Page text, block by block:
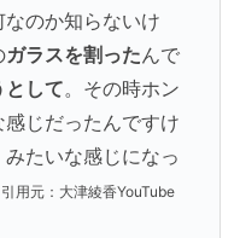
のか知らないけ
ガラスを割ったんで
として。その時ホン
感じだったんですけ
たいな感じになっ
引用元：大津綾香YouTube